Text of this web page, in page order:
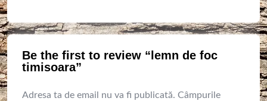
Be the first to review “lemn de foc
timisoara”
Adresa ta de email nu va fi publicată. Câmpurile